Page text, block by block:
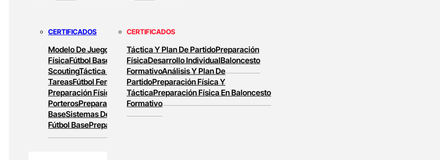
MASTERS ONLINE
Baloncesto Formativo
Preparación Física
En BaloncestoBaloncesto De Alto
Rendimiento
CERTIFICADOS
Modelo De Juego
Preparación
FísicaFútbol Base
Análisis Y
ScoutingTáctica OfensivaDiseño De
TareasFútbol FemeninoTareas De
Preparación Física
Entrenamiento De
PorterosPreparación Física En Fútbol
BaseSistemas De JuegoEntrenamiento En
Fútbol BasePreparación Física Y Táctica
CERTIFICADOS
Táctica Y Plan De PartidoPreparación
FísicaDesarrollo IndividualBaloncesto
FormativoAnálisis Y Plan De
PartidoPreparación Física Y
TácticaPreparación Física En Baloncesto
Formativo